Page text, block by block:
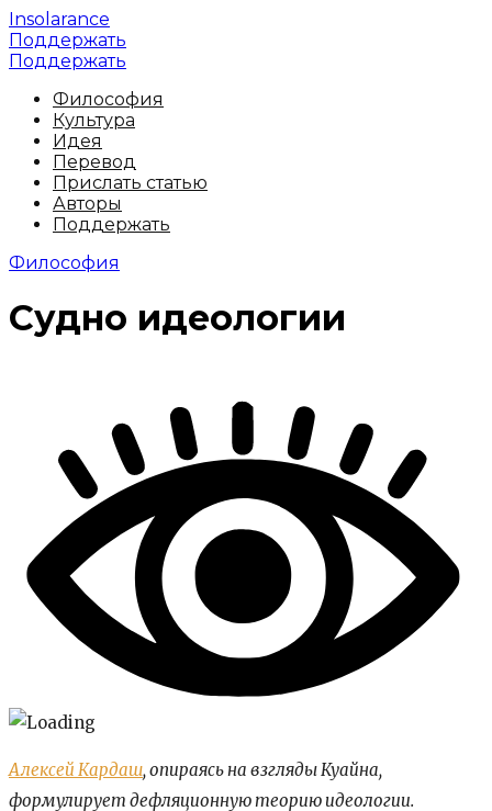
Insolarance
Поддержать
Поддержать
Философия
Культура
Идея
Перевод
Прислать статью
Авторы
Поддержать
Философия
Судно идеологии
Алексей Кардаш, опираясь на взгляды Куайна,
формулирует дефляционную теорию идеологии.